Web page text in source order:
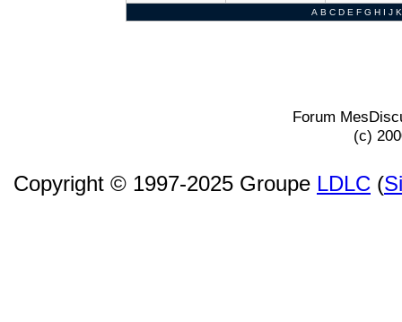
A B C D E F G H I J K
Forum
(c)
Copyright © 1997-2025 Groupe LDLC (